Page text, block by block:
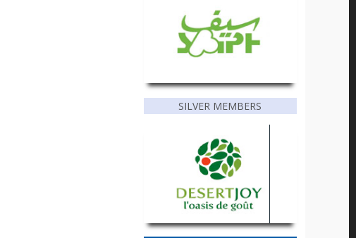
SILVER MEMBERS